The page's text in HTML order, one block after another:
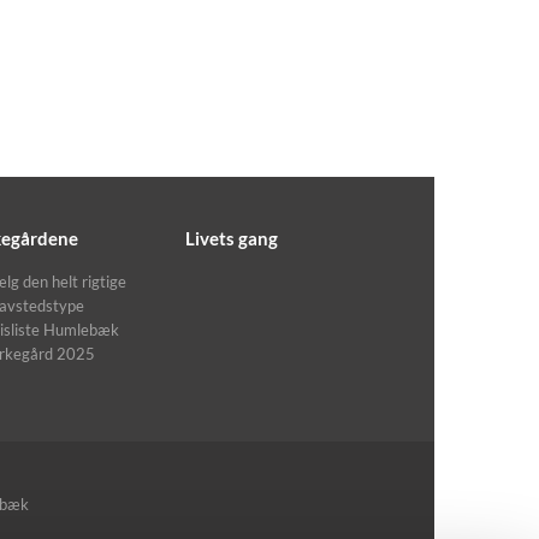
den helt rigtige
Humlebæk
2025
Livets gang